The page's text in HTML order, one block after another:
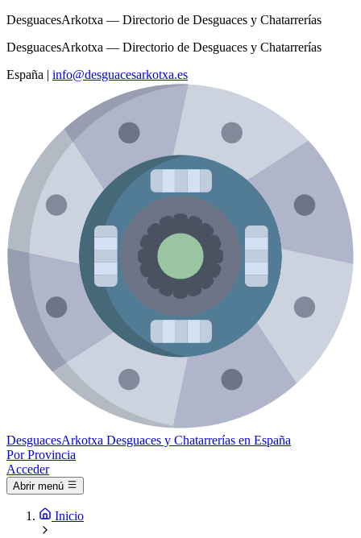
DesguacesArkotxa — Directorio de Desguaces y Chatarrerías
DesguacesArkotxa — Directorio de Desguaces y Chatarrerías
España | info@desguacesarkotxa.es
DesguacesArkotxa Desguaces y Chatarrerías en España
Por Provincia
Acceder
Abrir menú
Inicio